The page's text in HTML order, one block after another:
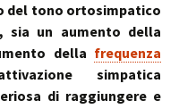
del tono ortosimpatico
sia un aumento della
della frequenza
simpatica
di raggiungere e